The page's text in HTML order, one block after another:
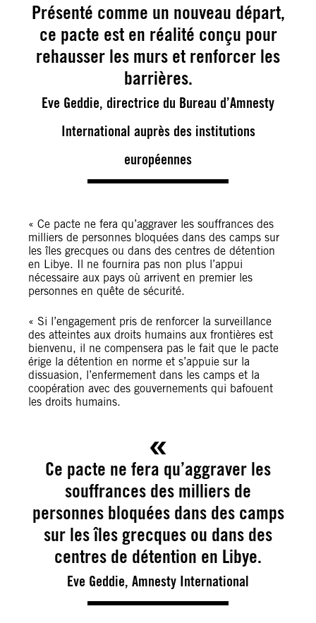
Présenté comme un nouveau départ,
ce pacte est en réalité conçu pour
rehausser les murs et renforcer les
barrières.
Eve Geddie, directrice du Bureau d’Amnesty
International auprès des institutions
européennes
« Ce pacte ne fera qu’aggraver les souffrances des
milliers de personnes bloquées dans des camps sur
les îles grecques ou dans des centres de détention
en Libye. Il ne fournira pas non plus l’appui
nécessaire aux pays où arrivent en premier les
personnes en quête de sécurité.
« Si l’engagement pris de renforcer la surveillance
des atteintes aux droits humains aux frontières est
bienvenu, il ne compensera pas le fait que le pacte
érige la détention en norme et s’appuie sur la
dissuasion, l’enfermement dans les camps et la
coopération avec des gouvernements qui bafouent
les droits humains.
Ce pacte ne fera qu’aggraver les
souffrances des milliers de
personnes bloquées dans des camps
sur les îles grecques ou dans des
centres de détention en Libye.
Eve Geddie, Amnesty International